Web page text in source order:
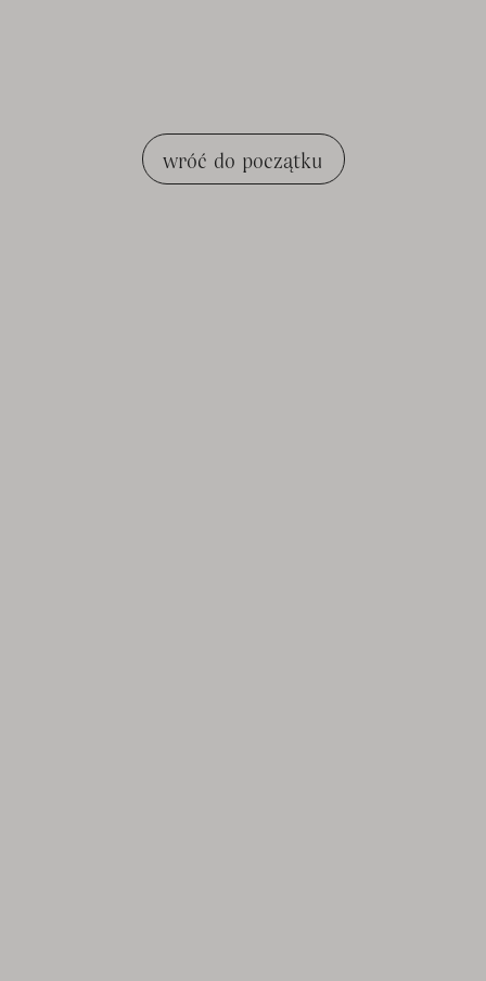
wróć do początku